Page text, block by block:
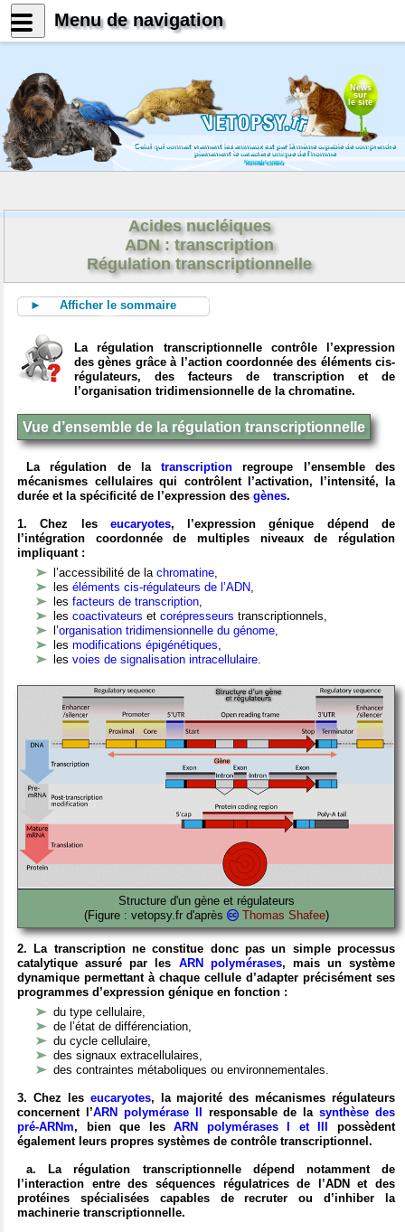
News
sur
le site
Celui qui connait vraiment les animaux est par là même capable de comprendre
pleinement le caractère unique de l'homme
Konrad Lorenz
Acides nucléiques
ADN : transcription
Régulation transcriptionnelle
► Afficher le sommaire
La régulation transcriptionnelle contrôle l’expression
des gènes grâce à l’action coordonnée des éléments cis-
régulateurs, des facteurs de transcription et de
l’organisation tridimensionnelle de la chromatine.
Vue d’ensemble de la régulation transcriptionnelle
La régulation de latranscription regroupe l’ensemble des
mécanismes cellulaires qui contrôlent l’activation, l’intensité, la
durée et la spécificité de l’expression des gènes.
1. Chez les eucaryotes, l’expression génique dépend de
l’intégration coordonnée de multiples niveaux de régulation
impliquant :
l’accessibilité de la chromatine,
les éléments cis-régulateurs de l’ADN,
les facteurs de transcription,
les coactivateurs et corépresseurs transcriptionnels,
l’organisation tridimensionnelle du génome,
les modifications épigénétiques,
les voies de signalisation intracellulaire.
Structure d'un gène et régulateurs
(Figure : vetopsy.fr d'après
Thomas Shafee)
2. La transcription ne constitue donc pas un simple processus
catalytique assuré par les ARN polymérases, mais un système
dynamique permettant à chaque cellule d’adapter précisément ses
programmes d’expression génique en fonction :
du type cellulaire,
de l’état de différenciation,
du cycle cellulaire,
des signaux extracellulaires,
des contraintes métaboliques ou environnementales.
3. Chez les eucaryotes, la majorité des mécanismes régulateurs
concernent l’ARN polymérase II responsable de lasynthèse des
pré-ARNm, bien que lesARN polymérases I et III possèdent
également leurs propres systèmes de contrôle transcriptionnel.
a. La régulation transcriptionnelle dépend notamment de
l’interaction entre des séquences régulatrices de l’ADN et des
protéines spécialisées capables de recruter ou d’inhiber la
machinerie transcriptionnelle.
Menu de navigation